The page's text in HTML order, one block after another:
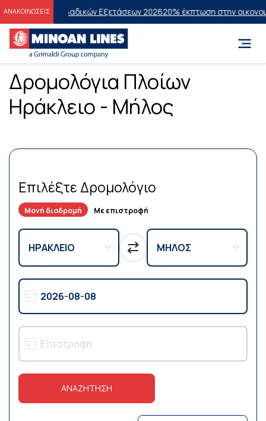
ΑΝΑΚΟΙΝΩΣΕΙΣ
των Πανελλαδικών Εξετάσεων 202620% έκπτωση στην
Δρομολόγια Πλοίων
Ηράκλειο - Μήλος
Επιλέξτε Δρομολόγιο
Μονή διαδρομή Με επιστροφή
ΑΝΑΖΗΤΗΣΗ